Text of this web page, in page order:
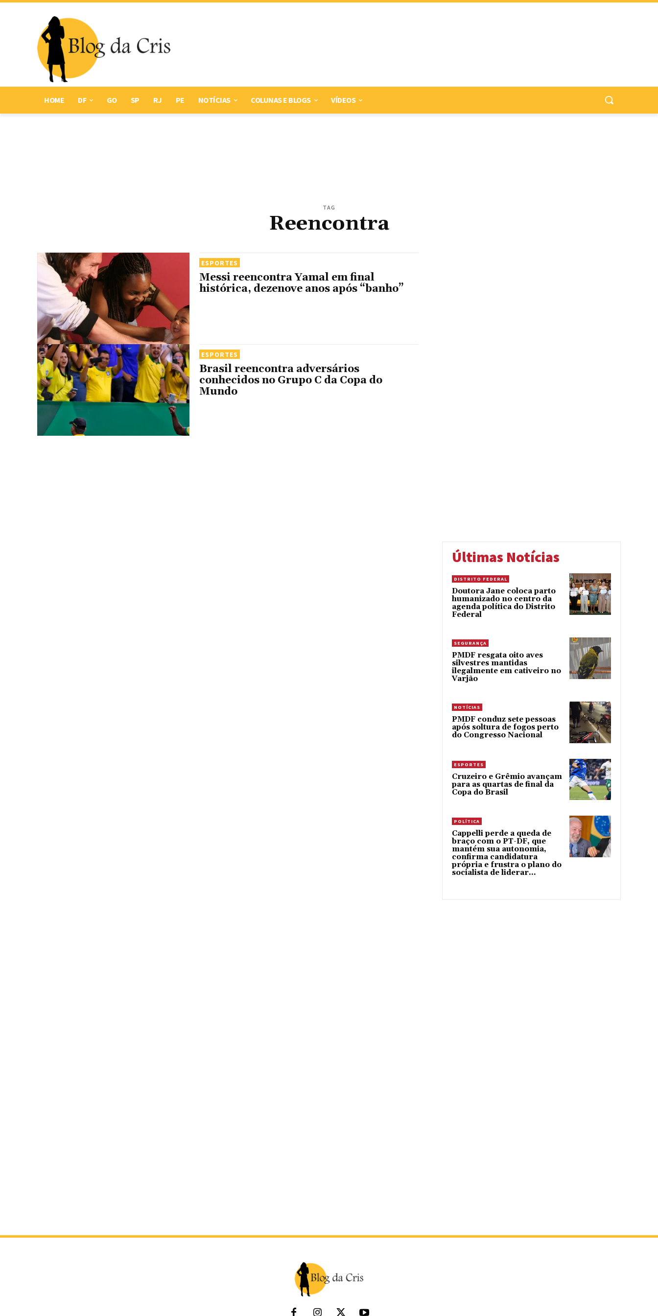
HOME DF GO SP RJ PE NOTÍCIAS COLUNAS E BLOGS VÍDEOS
TAG
Reencontra
ESPORTES
Messi reencontra Yamal em final
histórica, dezenove anos após “banho”
ESPORTES
Brasil reencontra adversários
conhecidos no Grupo C da Copa do
Mundo
Últimas Notícias
DISTRITO FEDERAL
Doutora Jane coloca parto
humanizado no centro da
agenda política do Distrito
Federal
SEGURANÇA
PMDF resgata oito aves
silvestres mantidas
ilegalmente em cativeiro no
Varjão
NOTÍCIAS
PMDF conduz sete pessoas
após soltura de fogos perto
do Congresso Nacional
ESPORTES
Cruzeiro e Grêmio avançam
para as quartas de final da
Copa do Brasil
POLÍTICA
Cappelli perde a queda de
braço com o PT-DF, que
mantém sua autonomia,
confirma candidatura
própria e frustra o plano do
socialista de liderar...